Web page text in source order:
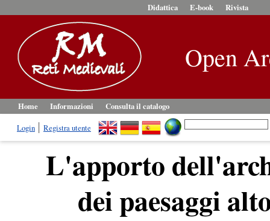
Didattica E-book Rivista
Open
Home Informazioni
Consulta il catalogo
Login
Registra utente
L'apporto
dei paesaggi